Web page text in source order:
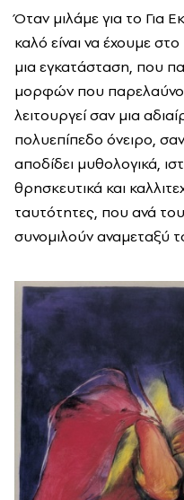
Όταν μιλάμε για το Για
καλό είναι να έχουμε
μια εγκατάσταση, που
μορφών που
λειτουργεί σαν μια
πολυεπίπεδο όνειρο,
αποδίδει μυθολογικά,
θρησκευτικά και
ταυτότητες, που ανά
συνομιλούν αναμεταξύ